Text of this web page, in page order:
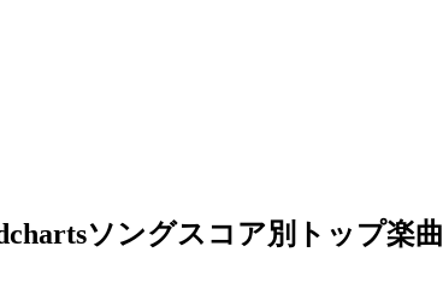
ソングスコア別トップ楽曲